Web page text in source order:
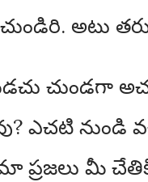
అటు
నడచు
ఎచటి నుండి
ప్రజలు మీ